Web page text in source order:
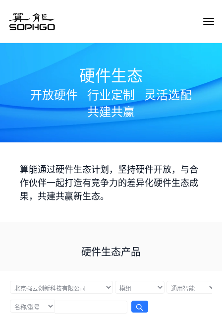
硬件生态
开放硬件 行业定制
灵活选配
共建共赢
算能通过硬件生态计划，坚持硬件开放，与合
作伙伴一起打造有竞争力的差异化硬件生态成
果，共建共赢新生态。
硬件生态产品